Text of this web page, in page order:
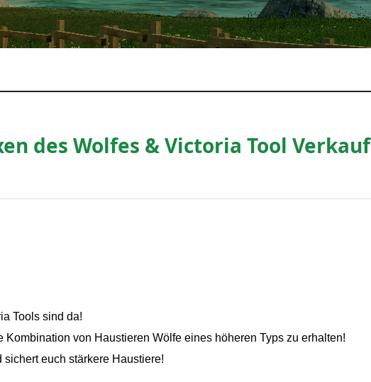
des Wolfes & Victoria Tool Verkauf
Tools sind da!
Kombination von Haustieren Wölfe eines höheren Typs zu erhalten!
euch stärkere Haustiere!